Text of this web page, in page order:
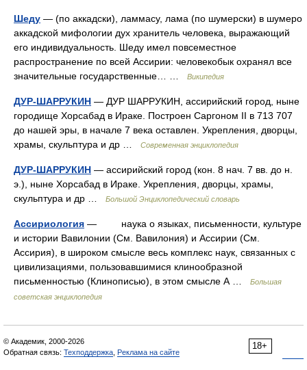
Шеду — (по аккадски), ламмасу, лама (по шумерски) в шумеро
аккадской мифологии дух хранитель человека, выражающий
его индивидуальность. Шеду имел повсеместное
распространение по всей Ассирии: человекобык охранял все
значительные государственные… …
Википедия
ДУР-ШАРРУКИН — ДУР ШАРРУКИН, ассирийский город, ныне
городище Хорсабад в Ираке. Построен Саргоном II в 713 707
до нашей эры, в начале 7 века оставлен. Укрепления, дворцы,
храмы, скульптура и др …
Современная энциклопедия
ДУР-ШАРРУКИН — ассирийский город (кон. 8 нач. 7 вв. до н.
э.), ныне Хорсабад в Ираке. Укрепления, дворцы, храмы,
скульптура и др …
Большой Энциклопедический словарь
Ассириология — наука о языках, письменности, культуре
и истории Вавилонии (См. Вавилония) и Ассирии (См.
Ассирия), в широком смысле весь комплекс наук, связанных с
цивилизациями, пользовавшимися клинообразной
письменностью (Клинописью), в этом смысле А …
Большая
советская энциклопедия
18+
© Академик, 2000-2026
Обратная связь: Техподдержка Реклама на сайте